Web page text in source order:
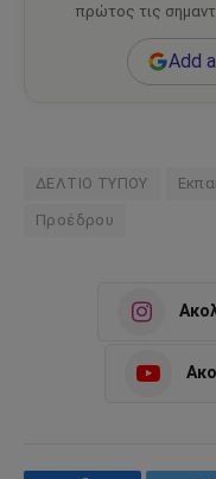
πρώτος τις
Add
ΔΕΛΤΙΟ ΤΥΠΟΥ
Προέδρου